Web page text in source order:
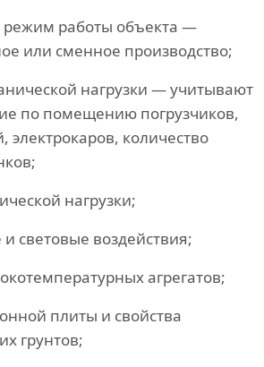
режим работы объекта —
или сменное производство;
нагрузки — учитывают
по помещению погрузчиков,
электрокаров, количество
нагрузки;
световые воздействия;
агрегатов;
плиты и свойства
грунтов;